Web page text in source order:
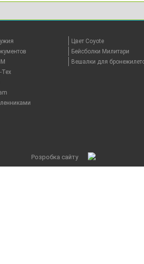
Tex
Цвет Coyote
Бейсболки Милитари
Вешалки для
Розробка сайту